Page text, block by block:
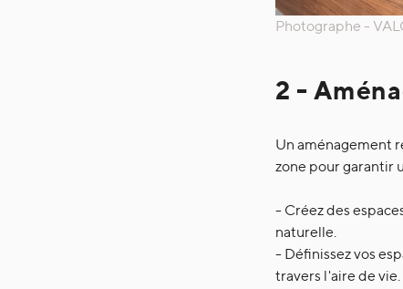
Photographe -
2 -
Un aménagement
zone pour garantir
- Créez des
naturelle.
- Définissez vos
travers l'aire de vie.